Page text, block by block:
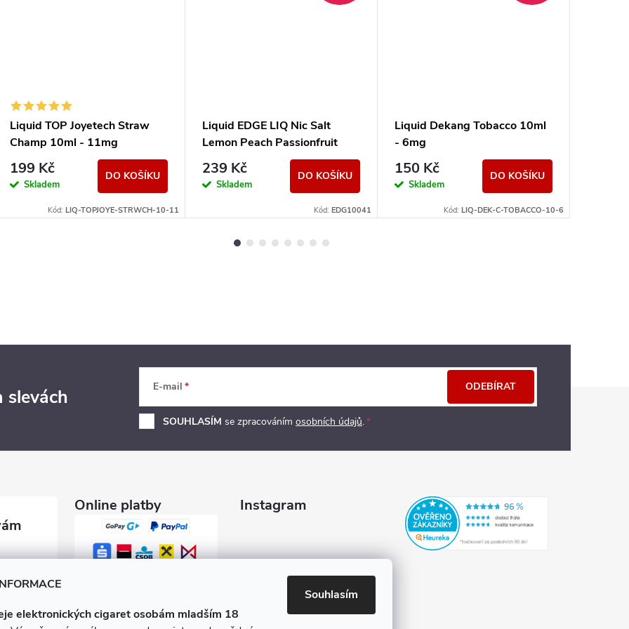
elektronických cigaret osobám mladším 18
Souhlasím
Liquid TOP Joyetech Straw
Champ 10ml - 11mg
199 Kč
Skladem
DO KOŠÍKU
Kód: LIQ-TOPJOYE-STRWCH-10-11
Liquid EDGE LIQ Nic Salt
Lemon Peach Passionfruit
10ml - 15mg
239 Kč
Skladem
DO KOŠÍKU
Kód: EDG10041
Liquid Dekang Tobacco 10ml
- 6mg
150 Kč
Skladem
DO KOŠÍKU
Kód: LIQ-DEK-C-TOBACCO-10-6
slevách E-mail
SOUHLASÍM se zpracováním osobních údajů.
ODEBÍRAT
600
Online platby Instagram